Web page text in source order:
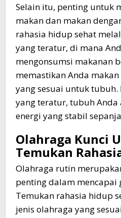
Selain itu, penting untuk
makan dan makan
rahasia hidup sehat
yang teratur, di mana
mengonsumsi makanan
memastikan Anda
yang sesuai untuk tubuh.
yang teratur, tubuh
energi yang stabil
Olahraga Kunci
Temukan
Olahraga rutin
penting dalam mencapai
Temukan rahasia hidup
jenis olahraga yang